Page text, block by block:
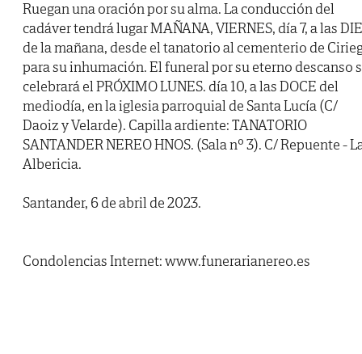
Ruegan una oración por su alma. La conducción del
cadáver tendrá lugar MAÑANA, VIERNES, día 7, a las
de la mañana, desde el tanatorio al cementerio de
para su inhumación. El funeral por su eterno descanso
celebrará el PRÓXIMO LUNES. día 10, a las DOCE del
mediodía, en la iglesia parroquial de Santa Lucía (C/
Daoiz y Velarde). Capilla ardiente: TANATORIO
SANTANDER NEREO HNOS. (Sala nº 3). C/ Repuente -
Albericia.
Santander, 6 de abril de 2023.
Condolencias Internet: www.funerarianereo.es